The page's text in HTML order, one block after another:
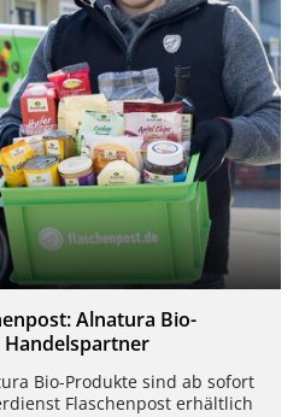
Alnatura Bio-
Bio-Produkte sind ab sofort
Flaschenpost erhältlich